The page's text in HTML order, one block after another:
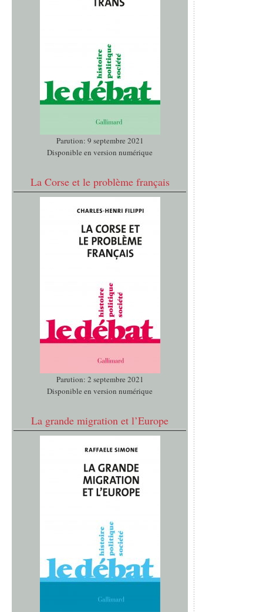
Parution: 9 septembre 2021
Disponible en version numérique
La Corse et le problème français
Parution: 2 septembre 2021
Disponible en version numérique
La grande migration et l’Europe